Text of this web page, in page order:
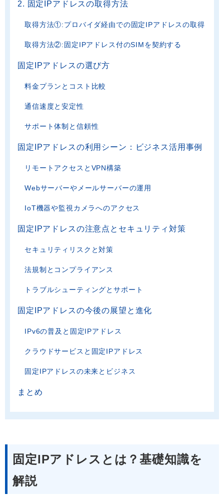
2. 固定IPアドレスの取得方法
取得方法①:プロバイダ経由での固定IPアドレスの取得
取得方法②:固定IPアドレス付のSIMを契約する
固定IPアドレスの選び方
料金プランとコスト比較
通信速度と安定性
サポート体制と信頼性
固定IPアドレスの利用シーン：ビジネス活用事例
リモートアクセスとVPN構築
Webサーバーやメールサーバーの運用
IoT機器や監視カメラへのアクセス
固定IPアドレスの注意点とセキュリティ対策
セキュリティリスクと対策
法規制とコンプライアンス
トラブルシューティングとサポート
固定IPアドレスの今後の展望と進化
IPv6の普及と固定IPアドレス
クラウドサービスと固定IPアドレス
固定IPアドレスの未来とビジネス
まとめ
固定IPアドレスとは？基礎知識を
解説